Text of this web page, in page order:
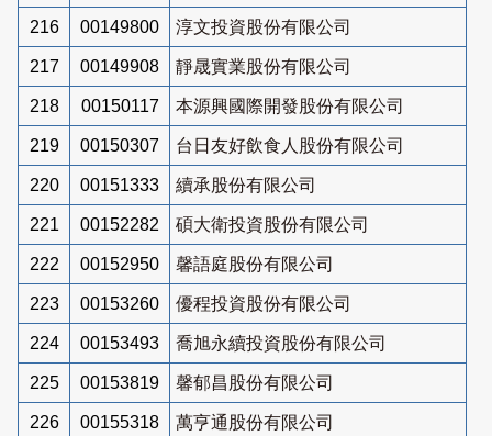
216 00149800 淳文投資股份有限公司
217 00149908 靜晟實業股份有限公司
218 00150117 本源興國際開發股份有限公司
219 00150307 台日友好飲食人股份有限公司
220 00151333 續承股份有限公司
221 00152282 碩大衛投資股份有限公司
222 00152950 馨語庭股份有限公司
223 00153260 優程投資股份有限公司
224 00153493 喬旭永續投資股份有限公司
225 00153819 馨郁昌股份有限公司
226 00155318 萬亨通股份有限公司